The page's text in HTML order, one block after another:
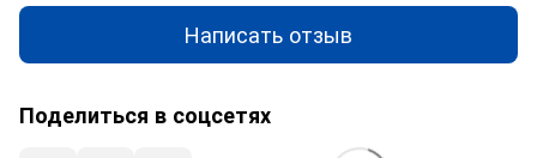
Написать отзыв
Поделиться в соцсетях